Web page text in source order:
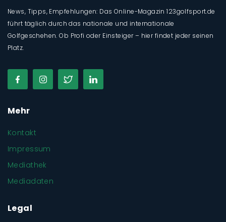
News, Tipps, Empfehlungen: Das Online-Magazin 123golfsport.de
führt täglich durch das nationale und internationale
Golfgeschehen. Ob Profi oder Einsteiger – hier findet jeder seinen
Platz.
Mehr
Kontakt
Impressum
Mediathek
Mediadaten
Legal